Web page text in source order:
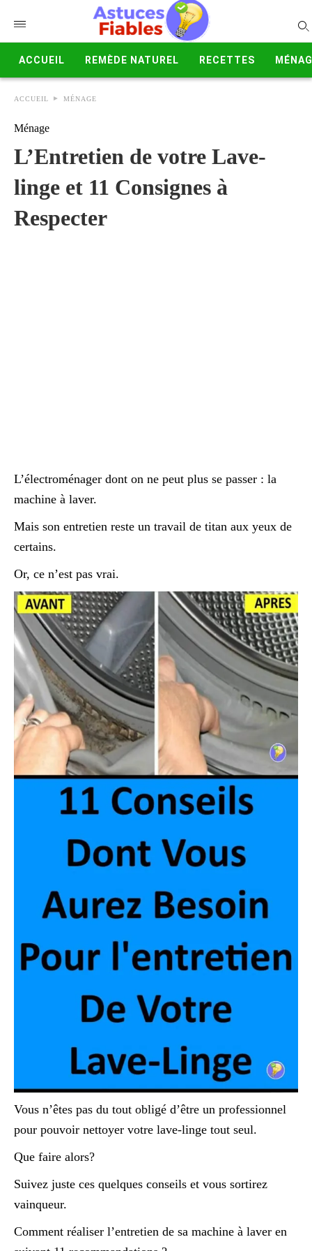
ACCUEIL REMÈDE NATUREL RECETTES
ACCUEIL MÉNAGE
Ménage
L’Entretien de votre Lave-
linge et 11 Consignes à
Respecter
L’électroménager dont on ne peut plus se passer : la
machine à laver.
Mais son entretien reste un travail de titan aux yeux de
certains.
Or, ce n’est pas vrai.
Vous n’êtes pas du tout obligé d’être un professionnel
pour pouvoir nettoyer votre lave-linge tout seul.
Que faire alors?
Suivez juste ces quelques conseils et vous sortirez
vainqueur.
Comment réaliser l’entretien de sa machine à laver en